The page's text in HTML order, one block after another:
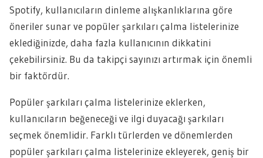
Spotify, kullanıcıların dinleme alışkanlıklarına göre
öneriler sunar ve popüler şarkıları çalma listelerinize
eklediğinizde, daha fazla kullanıcının dikkatini
çekebilirsiniz. Bu da takipçi sayınızı artırmak için önemli
bir faktördür.
Popüler şarkıları çalma listelerinize eklerken,
kullanıcıların beğeneceği ve ilgi duyacağı şarkıları
seçmek önemlidir. Farklı türlerden ve dönemlerden
popüler şarkıları çalma listelerinize ekleyerek, geniş bir